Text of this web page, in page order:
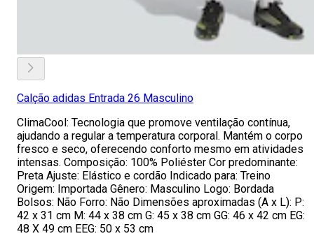
Calção adidas Entrada 26 Masculino
ClimaCool: Tecnologia que promove ventilação contínua,
ajudando a regular a temperatura corporal. Mantém o corpo
fresco e seco, oferecendo conforto mesmo em atividades
intensas. Composição: 100% Poliéster Cor predominante:
Preta Ajuste: Elástico e cordão Indicado para: Treino
Origem: Importada Gênero: Masculino Logo: Bordada
Bolsos: Não Forro: Não Dimensões aproximadas (A x L): P:
42 x 31 cm M: 44 x 38 cm G: 45 x 38 cm GG: 46 x 42 cm EG:
48 X 49 cm EEG: 50 x 53 cm